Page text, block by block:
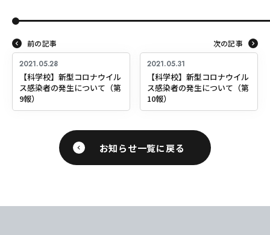
前の記事
2021.05.28
【科学校】新型コロナウイル
ス感染者の発生について（第
9報）
次の記事
2021.05.31
【科学校】新型コロナウイル
ス感染者の発生について（第
10報）
お知らせ一覧に戻る